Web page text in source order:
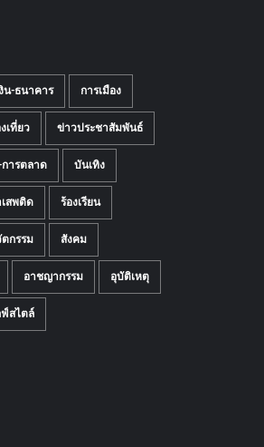
น-ธนาคาร การเมือง
เที่ยว ข่าวประชาสัมพันธ์
การตลาด บันเทิง
เสพติด ร้องเรียน
กรรม สังคม
อาชญากรรม อุบัติเหตุ
ฟ์สไตล์